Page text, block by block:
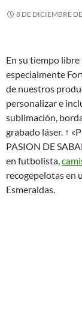
8 DE DICIEMBRE
En su tiempo
especialmente
de nuestros
personalizar e
sublimación,
grabado láser. ↑
PASION DE
en futbolista,
recogepelotas en
Esmeraldas.